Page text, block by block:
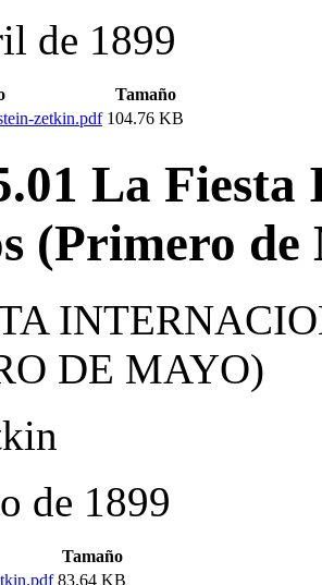
de 1899
Tamaño
zetkin.pdf 104.76 KB
La
(Primero de
DE MAYO)
de 1899
Tamaño
83.64 KB